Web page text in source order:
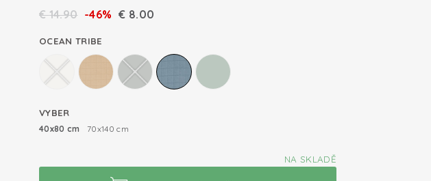
€14.90 -46% € 8.00
OCEAN TRIBE
VYBER
40x80 cm 70x140 cm
NA SKLADĚ